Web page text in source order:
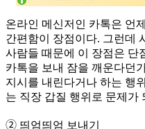
온라인 메신저인 카톡은 언
간편함이 장점이다. 그런데
사람들 때문에 이 장점은 단
카톡을 보내 잠을 깨운다던
지시를 내린다거나 하는 행
는 직장 갑질 행위로 문제가
➁ 띄엄띄엄 보내기